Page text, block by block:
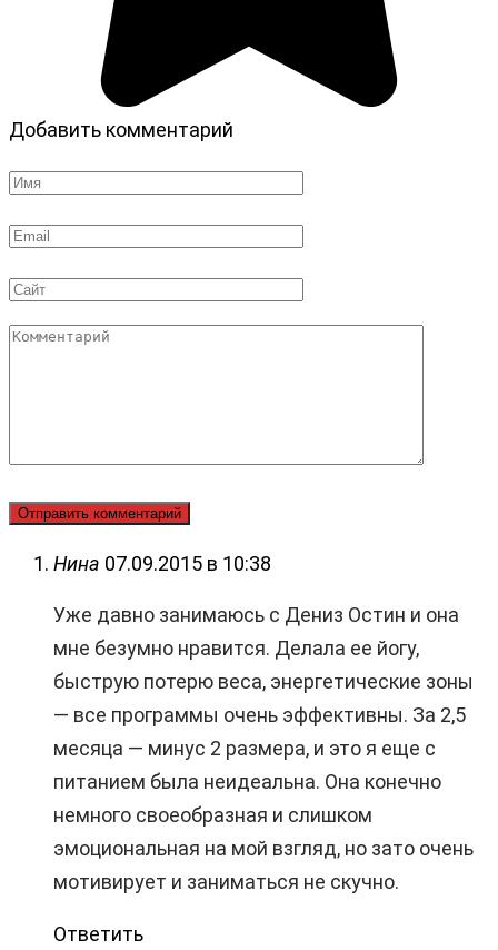
Добавить комментарий
Имя
Email
Сайт
Комментарий
Нина 07.09.2015 в 10:38
Уже давно занимаюсь с Дениз Остин и она
мне безумно нравится. Делала ее йогу,
быструю потерю веса, энергетические зоны
— все программы очень эффективны. За 2,5
месяца — минус 2 размера, и это я еще с
питанием была неидеальна. Она конечно
немного своеобразная и слишком
эмоциональная на мой взгляд, но зато очень
мотивирует и заниматься не скучно.
Ответить